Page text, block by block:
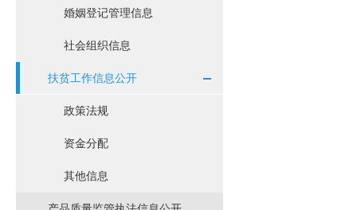
婚姻登记管理信息
社会组织信息
扶贫工作信息公开
政策法规
资金分配
其他信息